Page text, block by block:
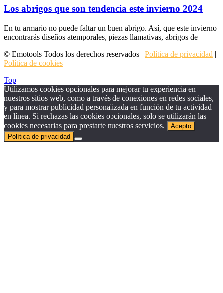
Los abrigos que son tendencia este invierno 2024
En tu armario no puede faltar un buen abrigo. Así, que este invierno
encontrarás diseños atemporales, piezas llamativas, abrigos de
© Emotools Todos los derechos reservados | Política de privacidad |
Política de cookies
Top
Utilizamos cookies opcionales para mejorar tu experiencia en
nuestros sitios web, como a través de conexiones en redes sociales,
y para mostrar publicidad personalizada en función de tu actividad
en línea. Si rechazas las cookies opcionales, solo se utilizarán las
cookies necesarias para prestarte nuestros servicios.
Acepto
Política de privacidad